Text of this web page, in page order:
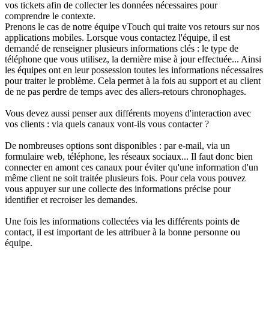
vos tickets afin de collecter les données nécessaires pour
comprendre le contexte.
Prenons le cas de notre équipe vTouch qui traite vos retours sur nos
applications mobiles. Lorsque vous contactez l'équipe, il est
demandé de renseigner plusieurs informations clés : le type de
téléphone que vous utilisez, la dernière mise à jour effectuée... Ainsi
les équipes ont en leur possession toutes les informations nécessaires
pour traiter le problème. Cela permet à la fois au support et au client
de ne pas perdre de temps avec des allers-retours chronophages.
Vous devez aussi penser aux différents moyens d'interaction avec
vos clients : via quels canaux vont-ils vous contacter ?
De nombreuses options sont disponibles : par e-mail, via un
formulaire web, téléphone, les réseaux sociaux... Il faut donc bien
connecter en amont ces canaux pour éviter qu'une information d'un
même client ne soit traitée plusieurs fois. Pour cela vous pouvez
vous appuyer sur une collecte des informations précise pour
identifier et recroiser les demandes.
Une fois les informations collectées via les différents points de
contact, il est important de les attribuer à la bonne personne ou
équipe.